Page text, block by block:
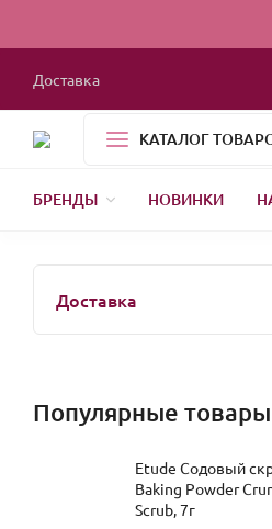
Доставка
КАТАЛОГ
БРЕНДЫ НОВИНКИ
Доставка
Популярные товары
Etude Содовый
Baking Powder
Scrub, 7г